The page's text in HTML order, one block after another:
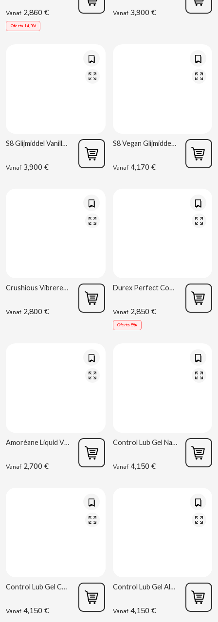
CAPRIMO
CARRETILLA
CHEETOS
CHIPS AHOY
CUÉTARA
CUEVAS
Vanaf 2,860 €
Oferta 14,3%
Vanaf3,900 €
S8 Glijmiddel Vanille 50 ml
Vanaf 3,900 €
S8 Vegan Glijmiddel 50 ml
Vanaf4,170 €
Crushious Vibrerende Vloeistof Rode Vruchten 10 ml
Vanaf 2,800 €
Durex Perfect Connection 50ml
Vanaf2,850 €
Oferta 5%
Amoréane Liquid Vibrator Fresa 10ml
Vanaf 2,700 €
Control Lub Gel Nature 75 ml
Vanaf 4,150 €
Control Lub Gel Chocolade 75 ml
Vanaf 4,150 €
Control Lub Gel Aloe 75 ml
Vanaf 4,150 €